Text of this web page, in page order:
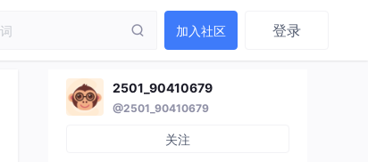
加入社区 登录
2501_90410679
@2501_90410679
关注